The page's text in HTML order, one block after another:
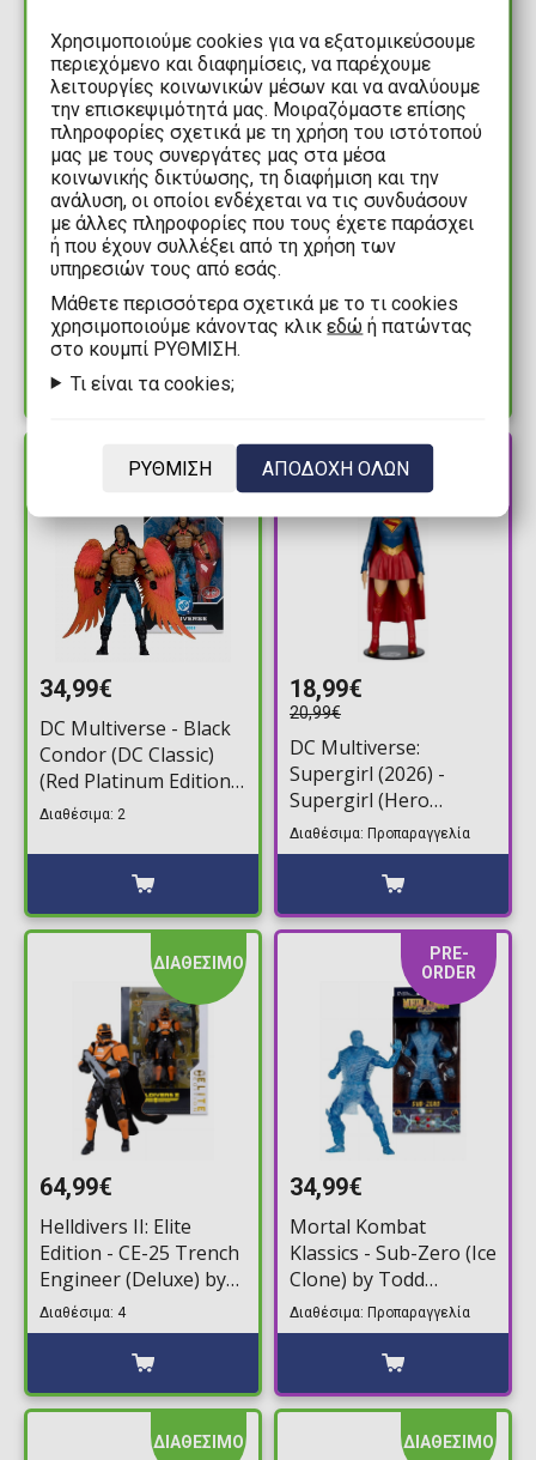
34,99€
DC Multiverse - White
Lantern Batman
(Brightest Day) (Red
Platinum Edition) by
Todd McFarlane
Φιγούρα Δράσης
Διαθέσιμα: 5
31,99€
DC Multiverse -
by Todd McFarlane
Φιγούρα Δράσης
Διαθέσιμα: 1
ΔΙΑΘΕΣΙΜΟ
34,99€
DC Multiverse - Black
Condor (DC Classic)
(Red Platinum Edition)
by Todd McFarlane
(27cm)
Διαθέσιμα: 2
18,99€
20,99€
DC Multiverse:
Supergirl (2026) -
Supergirl (Hero
Costume) (Blister
Card) by Todd
McFarlane Φιγούρα
Διαθέσιμα: Προπαραγγελία
ΔΙΑΘΕΣΙΜΟ
64,99€
Helldivers II: Elite
Edition - CE-25 Trench
Engineer (Deluxe) by
Todd McFarlane
Φιγούρα Δράσης
Διαθέσιμα: 4
PRE-
ORDER
34,99€
Mortal Kombat
Klassics - Sub-Zero (Ice
Clone) by Todd
McFarlane Φιγούρα
Δράσης (18cm)
Διαθέσιμα: Προπαραγγελία
ΔΙΑΘΕΣΙΜΟ ΔΙΑΘΕΣΙΜΟ
Χρησιμοποιούμε cookies για να εξατομικεύσουμε
περιεχόμενο και διαφημίσεις, να παρέχουμε
λειτουργίες κοινωνικών μέσων και να αναλύουμε
την επισκεψιμότητά μας. Μοιραζόμαστε επίσης
πληροφορίες σχετικά με τη χρήση του ιστότοπού
μας με τους συνεργάτες μας στα μέσα
κοινωνικής δικτύωσης, τη διαφήμιση και την
ανάλυση, οι οποίοι ενδέχεται να τις συνδυάσουν
με άλλες πληροφορίες που τους έχετε παράσχει
ή που έχουν συλλέξει από τη χρήση των
υπηρεσιών τους από εσάς.
Mάθετε περισσότερα σχετικά με το τι cookies
χρησιμοποιούμε κάνοντας κλικεδώ ή πατώντας
στο κουμπί ΡΥΘΜΙΣΗ.
Τι είναι τα cookies;
ΡΥΘΜΙΣΗ ΑΠΟΔΟΧΗ ΟΛΩΝ